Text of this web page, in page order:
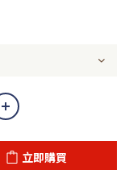
立即購買